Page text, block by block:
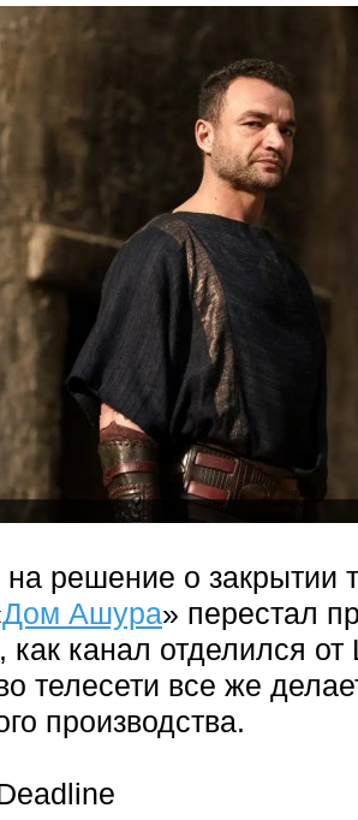
решение о закрытии
Дом Ашура» перестал
как канал отделился
телесети все же
производства.